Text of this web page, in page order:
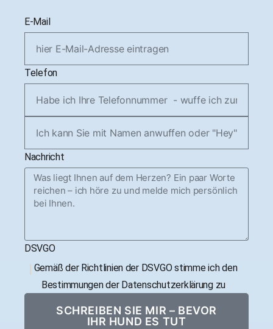
E-Mail
Telefon
Nachricht
DSVGO
Gemäß der Richtlinien der DSVGO stimme ich den
Bestimmungen der Datenschutzerklärung zu
SCHREIBEN SIE MIR – BEVOR
IHR HUND ES TUT